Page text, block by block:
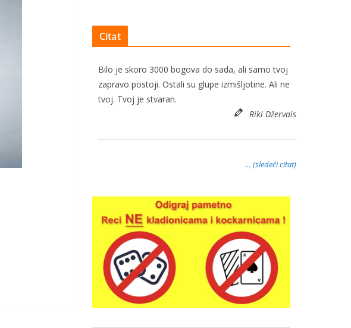
Citat
Bilo je skoro 3000 bogova do sada, ali samo tvoj
zapravo postoji. Ostali su glupe izmišljotine. Ali ne
tvoj. Tvoj je stvaran.
Riki Džervais
… (sledeći citat)